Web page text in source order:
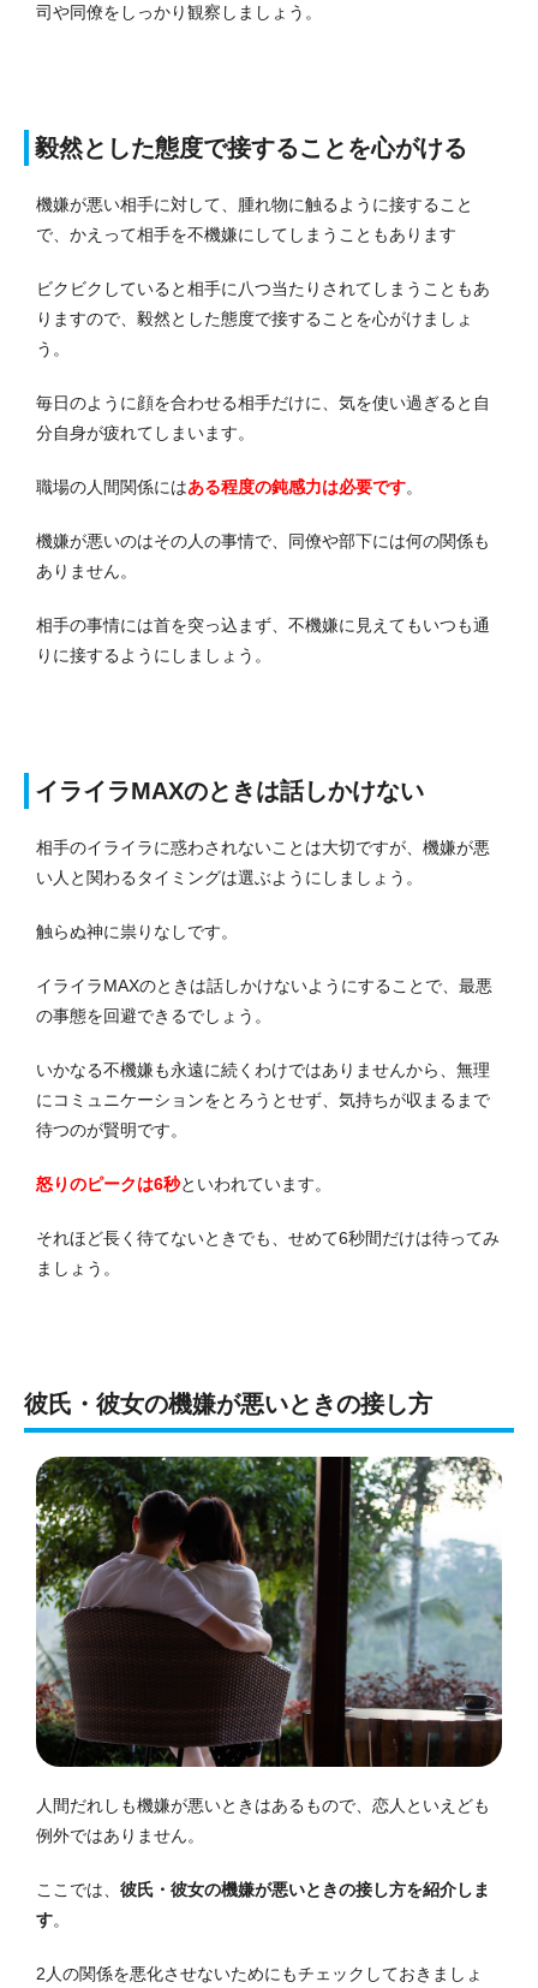
司や同僚をしっかり観察しましょう。
毅然とした態度で接することを心がける
機嫌が悪い相手に対して、腫れ物に触るように接すること
で、かえって相手を不機嫌にしてしまうこともあります
ビクビクしていると相手に八つ当たりされてしまうこともあ
りますので、毅然とした態度で接することを心がけましょ
う。
毎日のように顔を合わせる相手だけに、気を使い過ぎると自
分自身が疲れてしまいます。
職場の人間関係にはある程度の鈍感力は必要です。
機嫌が悪いのはその人の事情で、同僚や部下には何の関係も
ありません。
相手の事情には首を突っ込まず、不機嫌に見えてもいつも通
りに接するようにしましょう。
イライラMAXのときは話しかけない
相手のイライラに惑わされないことは大切ですが、機嫌が悪
い人と関わるタイミングは選ぶようにしましょう。
触らぬ神に祟りなしです。
イライラMAXのときは話しかけないようにすることで、最悪
の事態を回避できるでしょう。
いかなる不機嫌も永遠に続くわけではありませんから、無理
にコミュニケーションをとろうとせず、気持ちが収まるまで
待つのが賢明です。
怒りのピークは6秒といわれています。
それほど長く待てないときでも、せめて6秒間だけは待ってみ
ましょう。
彼氏・彼女の機嫌が悪いときの接し方
人間だれしも機嫌が悪いときはあるもので、恋人といえども
例外ではありません。
ここでは、 彼氏・彼女の機嫌が悪いときの接し方を紹介しま
す。
2人の関係を悪化させないためにもチェックしておきましょ